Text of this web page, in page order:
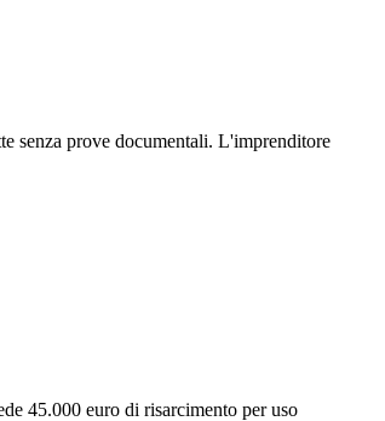
senza prove documentali. L'imprenditore
45.000 euro di risarcimento per uso